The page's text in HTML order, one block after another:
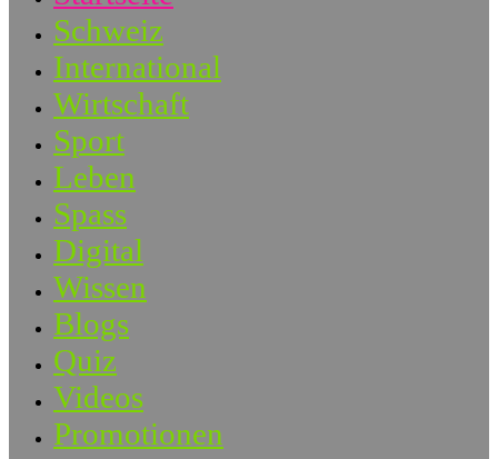
Schweiz
International
Wirtschaft
Sport
Leben
Spass
Digital
Wissen
Blogs
Quiz
Videos
Promotionen